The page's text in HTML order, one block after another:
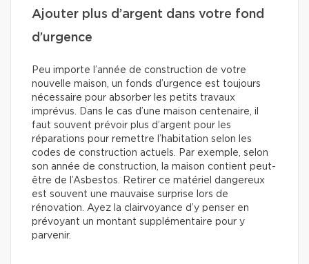
Ajouter plus d’argent dans votre fond
d’urgence
Peu importe l’année de construction de votre
nouvelle maison, un fonds d’urgence est toujours
nécessaire pour absorber les petits travaux
imprévus. Dans le cas d’une maison centenaire, il
faut souvent prévoir plus d’argent pour les
réparations pour remettre l’habitation selon les
codes de construction actuels. Par exemple, selon
son année de construction, la maison contient peut-
être de l’Asbestos. Retirer ce matériel dangereux
est souvent une mauvaise surprise lors de
rénovation. Ayez la clairvoyance d’y penser en
prévoyant un montant supplémentaire pour y
parvenir.